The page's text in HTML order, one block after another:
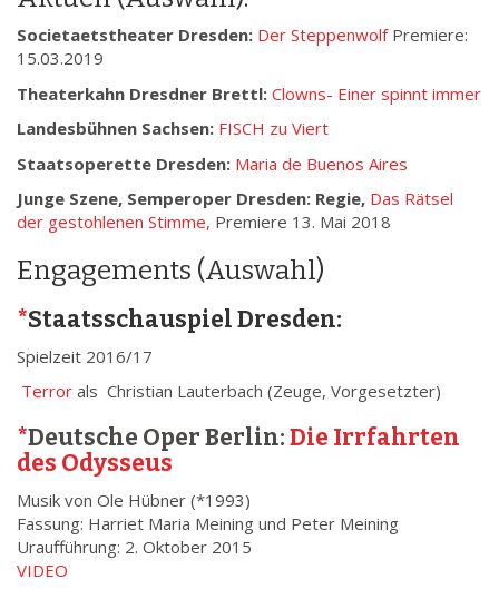
Societaetstheater Dresden: Der SteppenwolfPremiere:
15.03.2019
Theaterkahn Dresdner Brettl: Clowns- Einer spinnt immer
Landesbühnen Sachsen: FISCH zu Viert
Staatsoperette Dresden: Maria de Buenos Aires
Junge Szene, Semperoper Dresden: Regie, Das Rätsel
der gestohlenen Stimme, Premiere 13. Mai 2018
Engagements (Auswahl)
*Staatsschauspiel Dresden:
Spielzeit 2016/17
Terror als Christian Lauterbach (Zeuge, Vorgesetzter)
*Deutsche Oper Berlin:Die Irrfahrten
des Odysseus
Musik von Ole Hübner (*1993)
Fassung: Harriet Maria Meining und Peter Meining
Uraufführung: 2. Oktober 2015
VIDEO